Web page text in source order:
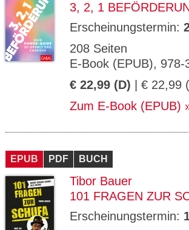
3, 2, 1
Erscheinungstermin:
208 Seiten
E-Book (EPUB), 978-
€ 22,99 (D) | € 22,99
Zum E-Book (EPUB)
EPUB PDF BUCH
Tibor Bauer
101 FRAGEN ZUR
Erscheinungstermin: